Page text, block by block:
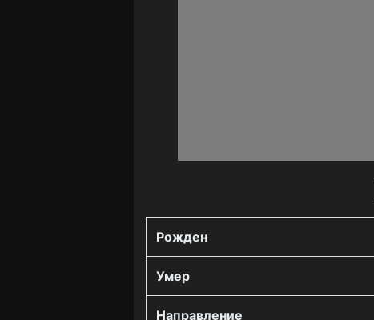
Рожден
Умер
Направление